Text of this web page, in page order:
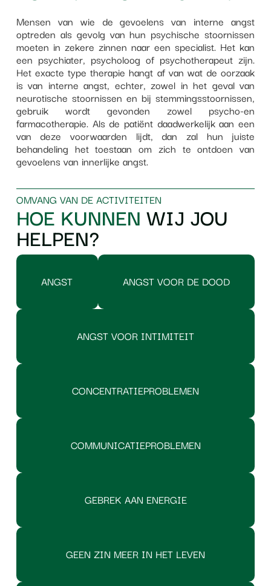
Mensen van wie de gevoelens van interne angst
optreden als gevolg van hun psychische stoornissen
moeten in zekere zinnen naar een specialist. Het kan
een psychiater, psycholoog of psychotherapeut zijn.
Het exacte type therapie hangt af van wat de oorzaak
is van interne angst, echter, zowel in het geval van
neurotische stoornissen en bij stemmingsstoornissen,
gebruik wordt gevonden zowel psycho-en
farmacotherapie. Als de patiënt daadwerkelijk aan een
van deze voorwaarden lijdt, dan zal hun juiste
behandeling het toestaan om zich te ontdoen van
gevoelens van innerlijke angst.
OMVANG VAN DE ACTIVITEITEN
HOE KUNNEN WIJ JOU
HELPEN?
ANGST ANGST VOOR DE DOOD
ANGST VOOR INTIMITEIT
CONCENTRATIEPROBLEMEN
COMMUNICATIEPROBLEMEN
GEBREK AAN ENERGIE
GEEN ZIN MEER IN HET LEVEN